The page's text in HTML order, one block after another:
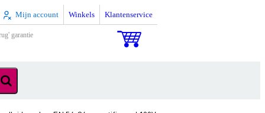
Mijn account Winkels Klantenservice
garantie